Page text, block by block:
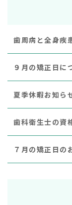
歯周病と全身疾
９月の矯正日に
夏季休暇お知ら
歯科衛生士の資
７月の矯正日の